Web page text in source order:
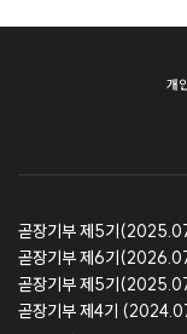
개